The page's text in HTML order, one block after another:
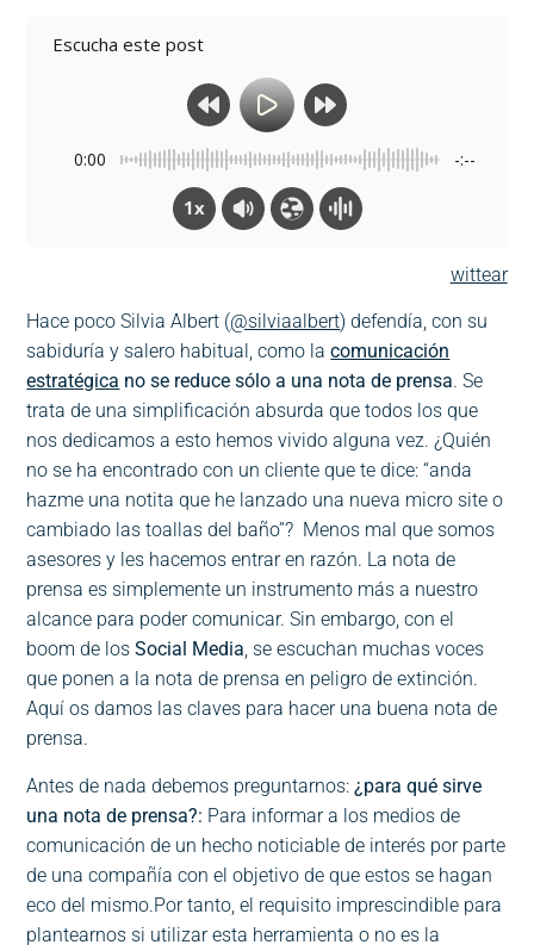
Escucha este post
0:00 -:--
1x
wittear
Hace poco Silvia Albert (@silviaalbert) defendía, con su
sabiduría y salero habitual, como lacomunicación
estratégica no se reduce sólo a una nota de prensa. Se
trata de una simplificación absurda que todos los que
nos dedicamos a esto hemos vivido alguna vez. ¿Quién
no se ha encontrado con un cliente que te dice: “anda
hazme una notita que he lanzado una nueva micro site o
cambiado las toallas del baño”? Menos mal que somos
asesores y les hacemos entrar en razón. La nota de
prensa es simplemente un instrumento más a nuestro
alcance para poder comunicar. Sin embargo, con el
boom de losSocial Media, se escuchan muchas voces
que ponen a la nota de prensa en peligro de extinción.
Aquí os damos las claves para hacer una buena nota de
prensa.
Antes de nada debemos preguntarnos: ¿para qué sirve
una nota de prensa?: Para informar a los medios de
comunicación de un hecho noticiable de interés por parte
de una compañía con el objetivo de que estos se hagan
eco del mismo.Por tanto, el requisito imprescindible para
plantearnos si utilizar esta herramienta o no es la